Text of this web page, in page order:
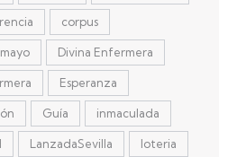
corpus
Divina Enfermera
Esperanza
Guía inmaculada
LanzadaSevilla loteria